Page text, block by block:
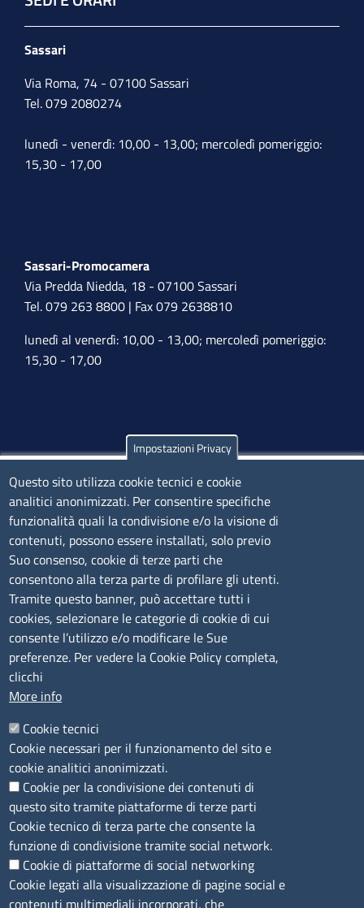
Sassari
Via Roma, 74 - 07100 Sassari
Tel. 079 2080274
lunedì - venerdì: 10,00 - 13,00; mercoledì pomeriggio:
15,30 - 17,00
Sassari-Promocamera
Via Predda Niedda, 18 - 07100 Sassari
Tel. 079 263 8800 | Fax 079 2638810
lunedì al venerdì: 10,00 - 13,00; mercoledì pomeriggio:
15,30 - 17,00
Olbia
Via Nanni 43 - 07026 Olbia
Tel. 0789 66122 | 0789 69580
mail:ufficio.olbia@ss.camcom.it
lunedì al venerdì: 9,00 - 12,00; lunedì pomeriggio: 16,00
- 17,00
CONTATTI
Camera di Commercio, Industria, Artigianato e
Agricoltura di Sassari
P.IVA01047570906
Codice Fiscale 80000930901
Codice Univoco per le fatture elettroniche
LINK UTILI
Segnalazione di illecito
Amministrazione Trasparente
Impostazioni Privacy
Questo sito utilizza cookie tecnici e cookie
analitici anonimizzati. Per consentire specifiche
funzionalità quali la condivisione e/o la visione di
contenuti, possono essere installati, solo previo
Suo consenso, cookie di terze parti che
consentono alla terza parte di profilare gli utenti.
Tramite questo banner, può accettare tutti i
cookies, selezionare le categorie di cookie di cui
consente l’utilizzo e/o modificare le Sue
preferenze. Per vedere la Cookie Policy completa,
clicchi
More info
Cookie tecnici
Cookie necessari per il funzionamento del sito e
cookie analitici anonimizzati.
Cookie per la condivisione dei contenuti di
questo sito tramite piattaforme di terze parti
Cookie tecnico di terza parte che consente la
funzione di condivisione tramite social network.
Cookie di piattaforme di social networking
Cookie legati alla visualizzazione di pagine social e
contenuti multimediali incorporati, che